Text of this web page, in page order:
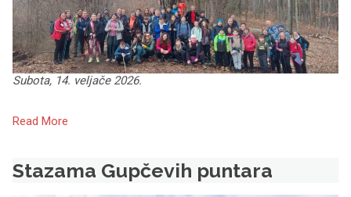
Subota, 14. veljače 2026.
Read More
Stazama Gupčevih puntara